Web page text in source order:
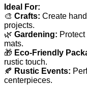
Ideal For:
🎨 Crafts: Create
projects.
🌿 Gardening:
mats.
🎁 Eco-Friendly
rustic touch.
🍂 Rustic Events:
centerpieces.